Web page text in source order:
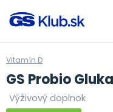
Vitamín D
GS Probio
Výživový doplnok